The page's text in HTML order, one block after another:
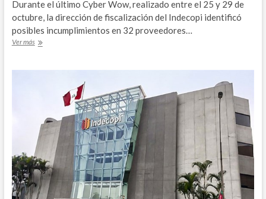
LOS
CONSUMIDORES
Durante el último Cyber Wow, realizado entre el 25 y 29 de
octubre, la dirección de fiscalización del Indecopi identificó
posibles incumplimientos en 32 proveedores…
Ver másINDECOPI
OFRECIDOS
CONSUMIDORES